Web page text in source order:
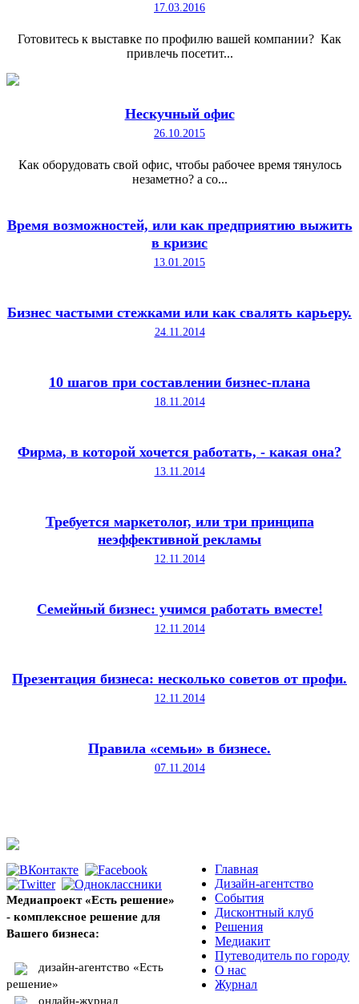
17.03.2016
Готовитесь к выставке по профилю вашей компании? Как
привлечь посетит...
Нескучный офис
26.10.2015
Как оборудовать свой офис, чтобы рабочее время тянулось
незаметно? а со...
Время возможностей, или как предприятию выжить
в кризис
13.01.2015
Бизнес частыми стежками или как свалять карьеру.
24.11.2014
10 шагов при составлении бизнес-плана
18.11.2014
Фирма, в которой хочется работать, - какая она?
13.11.2014
Требуется маркетолог, или три принципа
неэффективной рекламы
12.11.2014
Семейный бизнес: учимся работать вместе!
12.11.2014
Презентация бизнеса: несколько советов от профи.
12.11.2014
Правила «семьи» в бизнесе.
07.11.2014
Медиапроект «Есть решение»
- комплексное решение для
Вашего бизнеса:
дизайн-агентство «Есть
решение»
онлайн-журнал
Главная
Дизайн-агентство
События
Дисконтный клуб
Решения
Медиакит
Путеводитель по городу
О нас
Журнал